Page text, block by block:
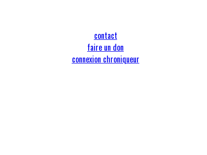
contact
faire un don
connexion chroniqueur